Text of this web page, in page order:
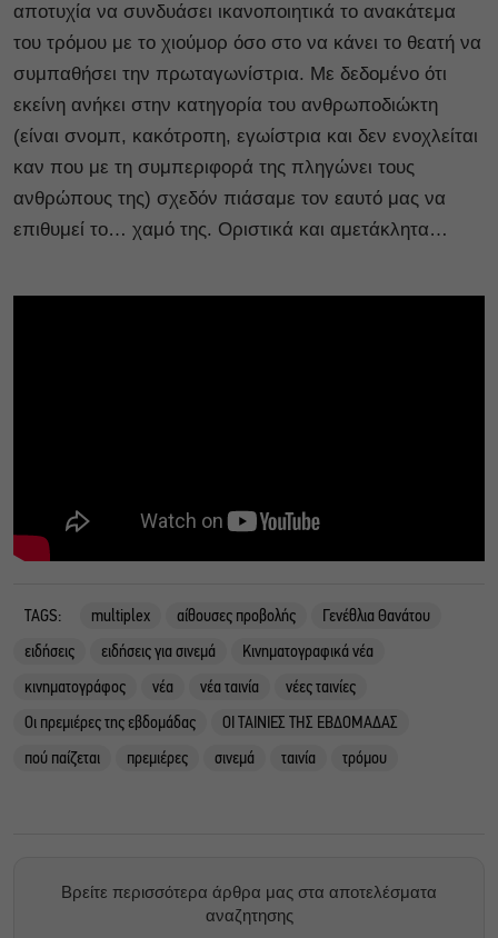
αποτυχία να συνδυάσει ικανοποιητικά το ανακάτεμα
του τρόμου με το χιούμορ όσο στο να κάνει το θεατή να
συμπαθήσει την πρωταγωνίστρια. Με δεδομένο ότι
εκείνη ανήκει στην κατηγορία του ανθρωποδιώκτη
(είναι σνομπ, κακότροπη, εγωίστρια και δεν ενοχλείται
καν που με τη συμπεριφορά της πληγώνει τους
ανθρώπους της) σχεδόν πιάσαμε τον εαυτό μας να
επιθυμεί το… χαμό της. Οριστικά και αμετάκλητα…
TAGS: multiplex αίθουσες προβολής
Γενέθλια Θανάτου
ειδήσεις
ειδήσεις για σινεμά
Κινηματογραφικά νέα
κινηματογράφος
νέα νέα ταινία
νέες ταινίες
Οι πρεμιέρες της εβδομάδας
ΟΙ ΤΑΙΝΙΕΣ ΤΗΣ ΕΒΔΟΜΑΔΑΣ
πού παίζεται
πρεμιέρες σινεμά ταινία τρόμου
Βρείτε περισσότερα άρθρα μας στα αποτελέσματα
αναζητησης